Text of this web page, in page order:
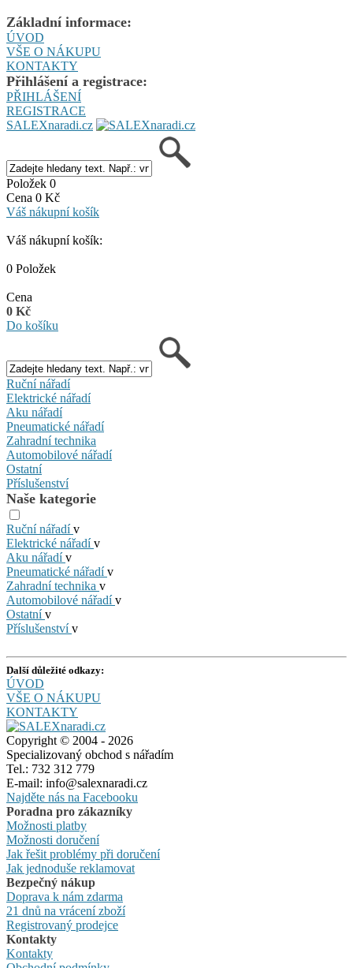
Základní informace:
ÚVOD
VŠE O NÁKUPU
KONTAKTY
Přihlášení a registrace:
PŘIHLÁŠENÍ
REGISTRACE
SALEXnaradi.cz
Položek 0
Cena 0 Kč
Váš nákupní košík
Váš nákupní košík:
0 Položek
Cena
0 Kč
Do košíku
Ruční nářadí
Elektrické nářadí
Aku nářadí
Pneumatické nářadí
Zahradní technika
Automobilové nářadí
Ostatní
Příslušenství
Naše kategorie
Ruční nářadív
Elektrické nářadív
Aku nářadív
Pneumatické nářadív
Zahradní technika v
Automobilové nářadív
Ostatnív
Příslušenstvív
Další důležité odkazy:
ÚVOD
VŠE O NÁKUPU
KONTAKTY
Copyright © 2004 - 2026
Specializovaný obchod s nářadím
Tel.: 732 312 779
E-mail: info@salexnaradi.cz
Najděte nás na Facebooku
Poradna pro zákazníky
Možnosti platby
Možnosti doručení
Jak řešit problémy při doručení
Jak jednoduše reklamovat
Bezpečný nákup
Doprava k nám zdarma
21 dnů na vrácení zboží
Registrovaný prodejce
Kontakty
Kontakty